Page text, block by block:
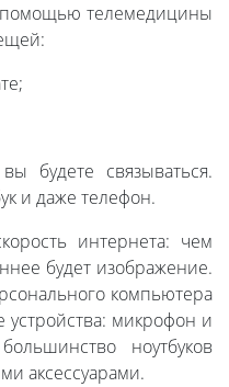
помощью телемедицины
будете связываться.
и даже телефон.
интернета: чем
будет изображение.
компьютера
микрофон и
ноутбуков
аксессуарами.